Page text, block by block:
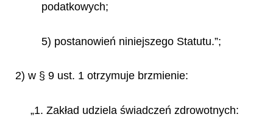
podatkowych;
5) postanowień niniejszego Statutu.”;
2) w § 9 ust. 1 otrzymuje brzmienie:
„1. Zakład udziela świadczeń zdrowotnych: